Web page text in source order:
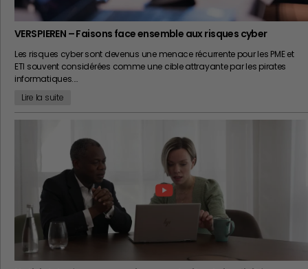
VERSPIEREN – Faisons face ensemble aux risques cyber
Les risques cyber sont devenus une menace récurrente pour les PME et
ETI souvent considérées comme une cible attrayante par les pirates
informatiques.…
Lire la suite